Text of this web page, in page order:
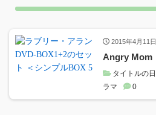
2015年4月11日
Angry Mom
タイトルの
ラマ
0